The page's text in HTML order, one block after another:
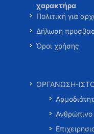
χαρακτήρα
Πολιτική για
Δήλωση
Όροι χρήσης
ΟΡΓΑΝΩΣΗ-